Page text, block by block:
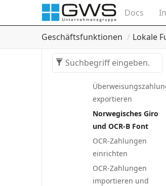
Docs
Geschäftsfunktionen Lokale
Überweisungsfehler
Überweisungs-
löschen
exportieren
Norwegisches Giro
und OCR-B Font
OCR-Zahlungen
einrichten
OCR-Zahlungen
importieren und